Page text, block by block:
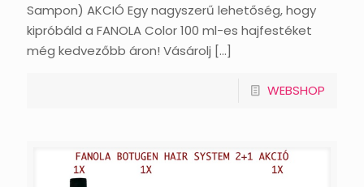
Sampon) AKCIÓ Egy nagyszerű lehetőség, hogy
kipróbáld a FANOLA Color 100 ml-es hajfestéket
még kedvezőbb áron! Vásárolj […]
WEBSHOP